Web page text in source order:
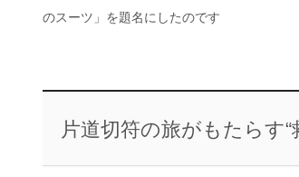
のスーツ」を題名にしたのです
片道切符の旅がもたらす“